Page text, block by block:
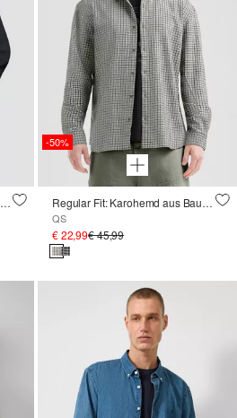
Gewaschenes Twillhemd mit Logostickerei
-50%
Regular Fit: Karohemd aus Baumwollflanell
QS
€ 22,99€ 45,99